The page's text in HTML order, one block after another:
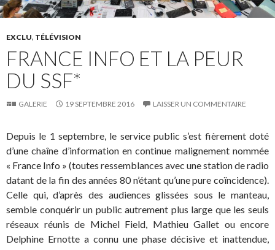
EXCLU, TÉLÉVISION
FRANCE INFO ET LA PEUR
DU SSF*
GALERIE 19 SEPTEMBRE 2016 LAISSER UN COMMENTAIRE
Depuis le 1 septembre, le service public s’est fièrement doté
d’une chaîne d’information en continue malignement nommée
« France Info » (toutes ressemblances avec une station de radio
datant de la fin des années 80 n’étant qu’une pure coïncidence).
Celle qui, d’après des audiences glissées sous le manteau,
semble conquérir un public autrement plus large que les seuls
réseaux réunis de Michel Field, Mathieu Gallet ou encore
Delphine Ernotte a connu une phase décisive et inattendue,